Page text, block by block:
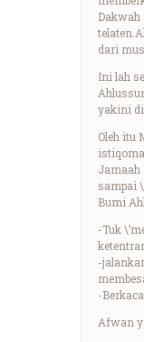
Dakwah
dari
Ini lah
yakini di
Oleh itu
Jamaah
sampai
Bumi
-Tuk
-
-
Afwan